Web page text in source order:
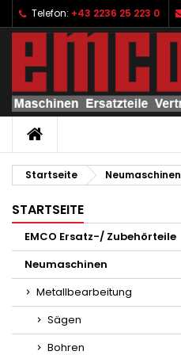
Telefon: +43 2236 25 223 0
STARTSEITE
Startseite Neumaschinen
STARTSEITE
EMCO Ersatz-/ Zubehörteile
Neumaschinen
Metallbearbeitung
Sägen
Bohren